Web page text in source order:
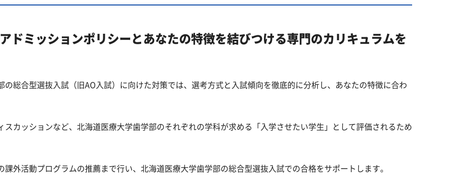
ドミッションポリシーとあなたの特徴を結びつける専門のカリキュラムを
の総合型選抜入試（旧AO入試）に向けた対策では、選考方式と入試傾向を徹底的に分析し、あなたの特徴に合わ
カッションなど、北海道医療大学歯学部のそれぞれの学科が求める「入学させたい学生」として評価されるため
外活動プログラムの推薦まで行い、北海道医療大学歯学部の総合型選抜入試での合格をサポートします。